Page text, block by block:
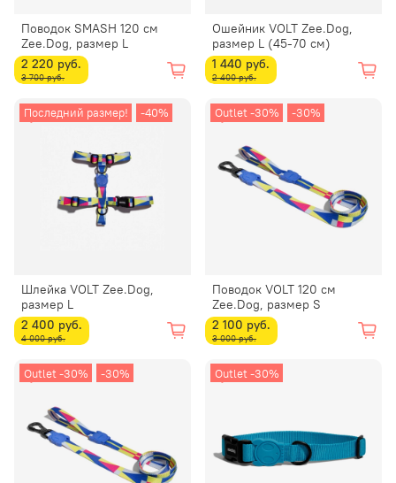
Поводок SMASH 120 см
Zee.Dog, размер L
2 220 руб.
3 700 руб.
Ошейник VOLT Zee.Dog,
размер L (45-70 см)
1 440 руб.
2 400 руб.
Последний размер! -40%
Шлейка VOLT Zee.Dog,
размер L
2 400 руб.
4 000 руб.
Outlet -30% -30%
Поводок VOLT 120 см
Zee.Dog, размер S
2 100 руб.
3 000 руб.
Outlet -30% -30% Outlet -30%